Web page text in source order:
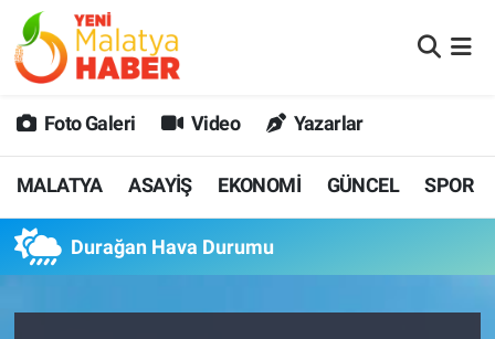
Foto Galeri Video Yazarlar
MALATYA ASAYİŞ EKONOMİ GÜNCEL SPOR
Durağan Hava Durumu
MALATYA
GÜNCEL
SPOR
SAĞLIK
Malatya Nöbetçi Eczaneler
MALATYA Namaz Vakitleri
Malatya Trafik Yoğunluk Haritası
Süper Lig Puan Durumu ve Fikstür